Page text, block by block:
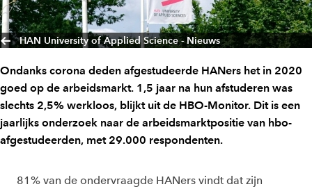
HAN University of Applied Science - Nieuws
Ondanks corona deden afgestudeerde HANers het in 2020
goed op de arbeidsmarkt. 1,5 jaar na hun afstuderen was
slechts 2,5% werkloos, blijkt uit de HBO-Monitor. Dit is een
jaarlijks onderzoek naar de arbeidsmarktpositie van hbo-
afgestudeerden, met 29.000 respondenten.
81% van de ondervraagde HANers vindt dat zijn